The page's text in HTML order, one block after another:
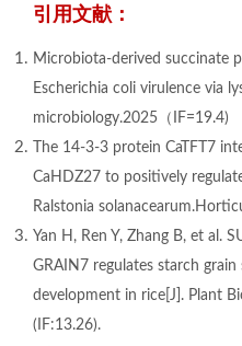
引用文献：
Microbiota-derived succinate
Escherichia coli virulence via
microbiology.2025（IF=19.4)
The 14-3-3 protein CaTFT7
CaHDZ27 to positively
Ralstonia
Yan H, Ren Y, Zhang B, et al.
GRAIN7 regulates starch grain
development in rice[J]. Plant
(IF:13.26).